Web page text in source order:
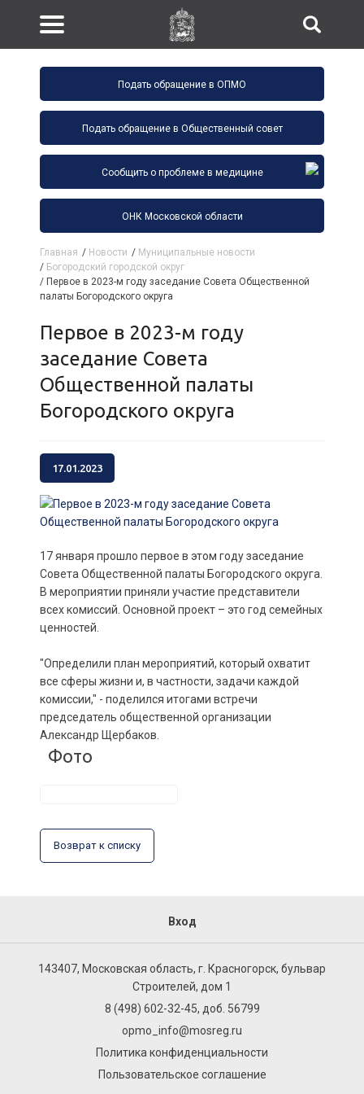
Подать обращение в ОПМО
Подать обращение в Общественный совет
Сообщить о проблеме в медицине
ОНК Московской области
Главная / Новости / Муниципальные новости
/ Богородский городской округ
/ Первое в 2023-м году заседание Совета Общественной
палаты Богородского округа
Первое в 2023-м году
заседание Совета
Общественной палаты
Богородского округа
17.01.2023
17 января прошло первое в этом году заседание
Совета Общественной палаты Богородского округа.
В мероприятии приняли участие представители
всех комиссий. Основной проект – это год семейных
ценностей.
"Определили план мероприятий, который охватит
все сферы жизни и, в частности, задачи каждой
комиссии," - поделился итогами встречи
председатель общественной организации
Александр Щербаков.
Фото
Возврат к списку
Вход
143407, Московская область, г. Красногорск, бульвар
Строителей, дом 1
8 (498) 602-32-45, доб. 56799
opmo_info@mosreg.ru
Политика конфиденциальности
Пользовательское соглашение